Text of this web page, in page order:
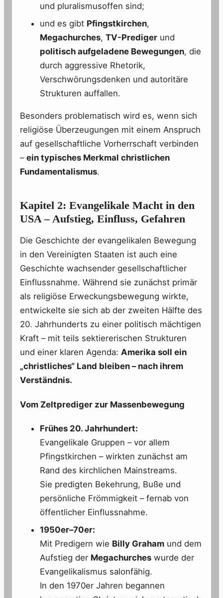
und pluralismusoffen sind;
und es gibt Pfingstkirchen,
Megachurches, TV-Prediger und
politisch aufgeladene Bewegungen, die
durch aggressive Rhetorik,
Verschwörungsdenken und autoritäre
Strukturen auffallen.
Besonders problematisch wird es, wenn sich
religiöse Überzeugungen mit einem Anspruch
auf gesellschaftliche Vorherrschaft verbinden
– ein typisches Merkmal christlichen
Fundamentalismus.
Kapitel 2: Evangelikale Macht in den
USA – Aufstieg, Einfluss, Gefahren
Die Geschichte der evangelikalen Bewegung
in den Vereinigten Staaten ist auch eine
Geschichte wachsender gesellschaftlicher
Einflussnahme. Während sie zunächst primär
als religiöse Erweckungsbewegung wirkte,
entwickelte sie sich ab der zweiten Hälfte des
20. Jahrhunderts zu einer politisch mächtigen
Kraft – mit teils sektiererischen Strukturen
und einer klaren Agenda: Amerika soll ein
„christliches“ Land bleiben – nach ihrem
Verständnis.
Vom Zeltprediger zur Massenbewegung
Frühes 20. Jahrhundert:
Evangelikale Gruppen – vor allem
Pfingstkirchen – wirkten zunächst am
Rand des kirchlichen Mainstreams.
Sie predigten Bekehrung, Buße und
persönliche Frömmigkeit – fernab von
öffentlicher Einflussnahme.
1950er–70er:
Mit Predigern wie Billy Graham und dem
Aufstieg der Megachurches wurde der
Evangelikalismus salonfähig.
In den 1970er Jahren begannen